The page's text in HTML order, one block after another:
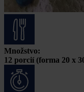
Množstvo:
12 porcií (forma 20 x